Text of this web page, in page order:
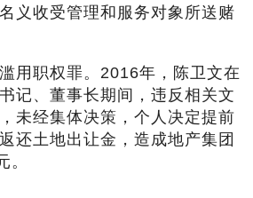
义收受管理和服务对象所送赌
职权罪。2016年，陈卫文在
记、董事长期间，违反相关文
未经集体决策，个人决定提前
还土地出让金，造成地产集团
。